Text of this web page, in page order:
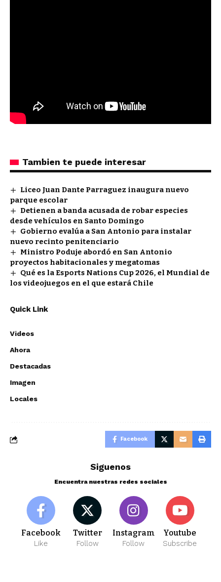
Tambien te puede interesar
Liceo Juan Dante Parraguez inaugura nuevo
parque escolar
Detienen a banda acusada de robar especies
desde vehículos en Santo Domingo
Gobierno evalúa a San Antonio para instalar
nuevo recinto penitenciario
Ministro Poduje abordó en San Antonio
proyectos habitacionales y megatomas
Qué es la Esports Nations Cup 2026, el Mundial de
los videojuegos en el que estará Chile
Quick Link
Videos
Ahora
Destacadas
Imagen
Locales
Facebook
Siguenos
Encuentra nuestras redes sociales
Facebook
Like
Twitter
Follow
Instagram
Follow
Youtube
Subscribe